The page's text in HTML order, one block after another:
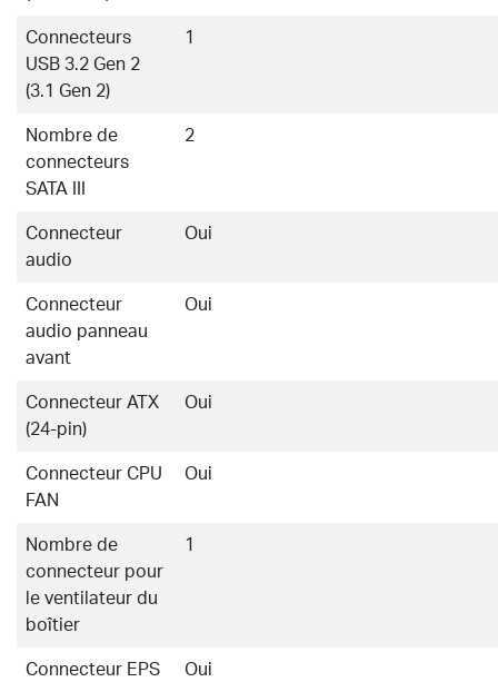
Connecteurs
USB 3.2 Gen 2
(3.1 Gen 2)
1
Nombre de
connecteurs
SATA III
2
Connecteur
audio
Oui
Connecteur
audio panneau
avant
Oui
Connecteur ATX
(24-pin)
Oui
Connecteur CPU
FAN
Oui
Nombre de
connecteur pour
le ventilateur du
boîtier
1
Connecteur EPS
Oui